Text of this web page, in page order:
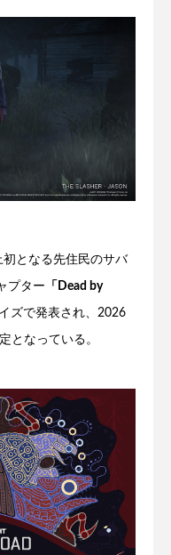
となる先住民のサバ
プター 「Dead by
ズで発表され、2026
となっている。